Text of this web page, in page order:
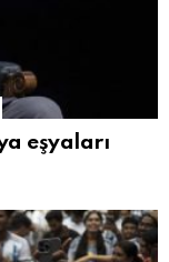
eşyaları